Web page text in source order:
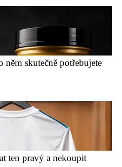
skutečně potřebujete
ten pravý a nekoupit